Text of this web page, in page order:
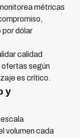
métricas
por dólar
calidad
según
es crítico.
y
volumen cada